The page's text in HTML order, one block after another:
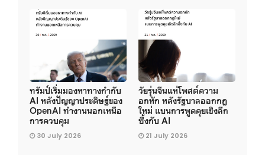
ทรัมป์เริ่มมองหาทางกำกับ
AI หลังปัญญาประดิษฐ์ของ
OpenAI ทำงานนอกเหนือ
การควบคุม
30 July 2026
วัยรุ่นจีนแห่โพสต์ความ
อกหัก หลังรัฐบาลออกกฎ
ใหม่ แบนการพูดคุยเชิงลึก
ซึ้งกับ AI
21 July 2026